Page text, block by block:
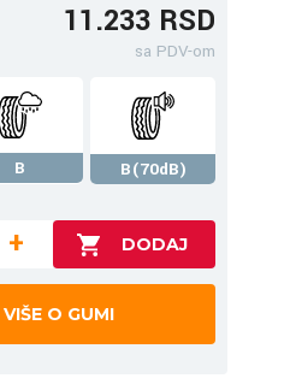
11.233 RSD
sa PDV-om
B
B(70dB)
+
O GUMI